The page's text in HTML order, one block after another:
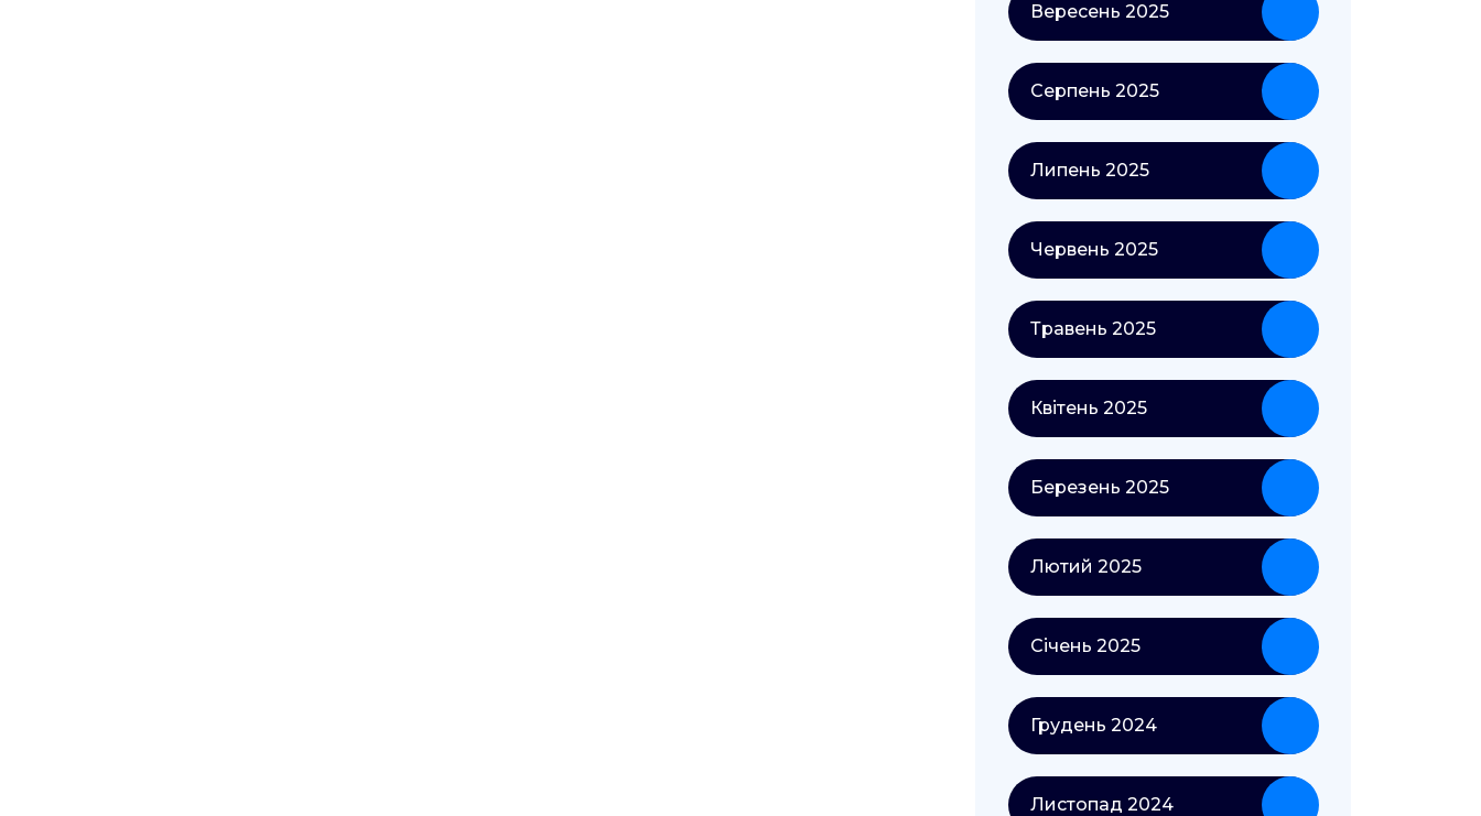
Вересень 2025
Серпень 2025
Липень 2025
Червень 2025
Травень 2025
Квітень 2025
Березень 2025
Лютий 2025
Січень 2025
Грудень 2024
Листопад 2024